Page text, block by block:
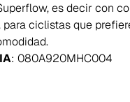
es decir con
para ciclistas que
: 080A920MHC004